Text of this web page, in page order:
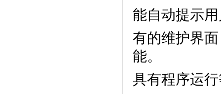
能自动提示用户
有的维护界面
能。
具有程序运行等